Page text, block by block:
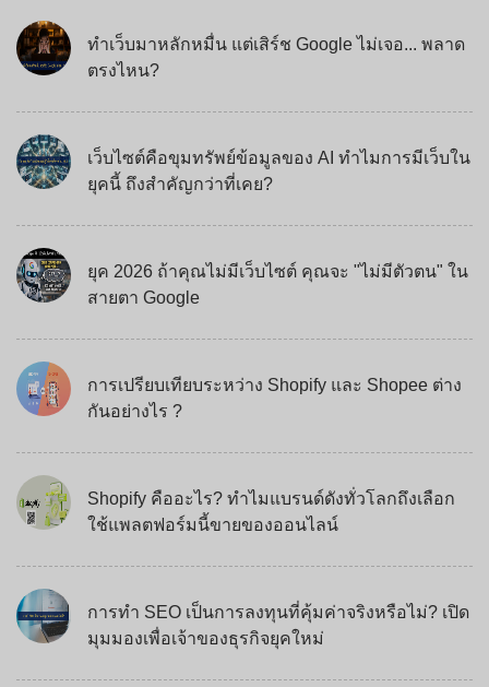
ทำเว็บมาหลักหมื่น แต่เสิร์ช Google ไม่เจอ... พลาด
ตรงไหน?
เว็บไซต์คือขุมทรัพย์ข้อมูลของ AI ทำไมการมีเว็บใน
ยุคนี้ ถึงสำคัญกว่าที่เคย?
ยุค 2026 ถ้าคุณไม่มีเว็บไซต์ คุณจะ "ไม่มีตัวตน" ใน
สายตา Google
การเปรียบเทียบระหว่าง Shopify และ Shopee ต่าง
กันอย่างไร ?
Shopify คืออะไร? ทำไมแบรนด์ดังทั่วโลกถึงเลือก
ใช้แพลตฟอร์มนี้ขายของออนไลน์
การทำ SEO เป็นการลงทุนที่คุ้มค่าจริงหรือไม่? เปิด
มุมมองเพื่อเจ้าของธุรกิจยุคใหม่